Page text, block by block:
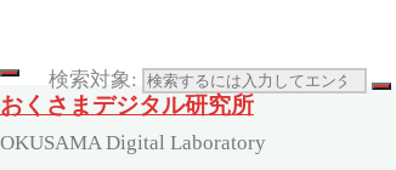
検索対象:
おくさまデジタル研究所
OKUSAMA Digital Laboratory